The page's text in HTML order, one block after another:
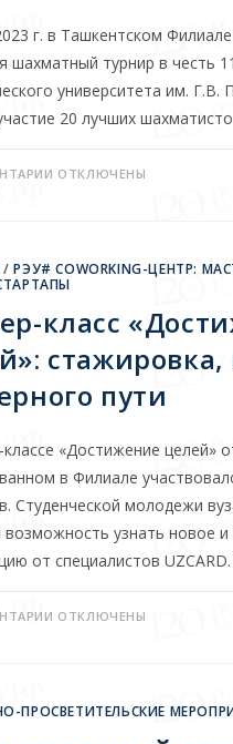
г. в Ташкентском
шахматный турнир в честь
университета им. Г.В.
20 лучших
ОТКЛЮЧЕНЫ
/РЭУ# COWORKING-ЦЕНТР:
класс
стажировка,
пути
«Достижение целей»
в Филиале
Студенческой молодежи
возможность узнать новое
от специалистов
ОТКЛЮЧЕНЫ
ПРОСВЕТИТЕЛЬСКИЕ